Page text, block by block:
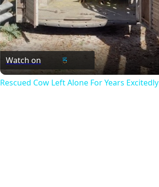
Watch on
Rescued Cow Left Alone For Years